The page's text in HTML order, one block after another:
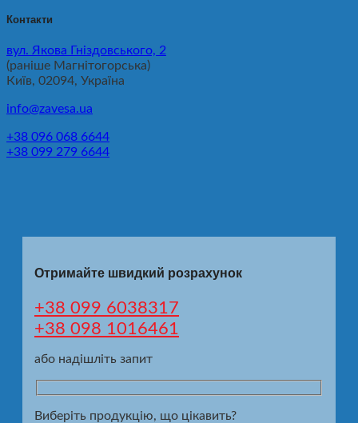
Контакти
вул. Якова Гніздовського, 2
(раніше Магнітогорська)
Київ, 02094, Україна
info@zavesa.ua
+38 096 068 6644
+38 099 279 6644
Отримайте швидкий розрахунок
+38 099 6038317
+38 098 1016461
або надішліть запит
Виберіть продукцію, що цікавить?